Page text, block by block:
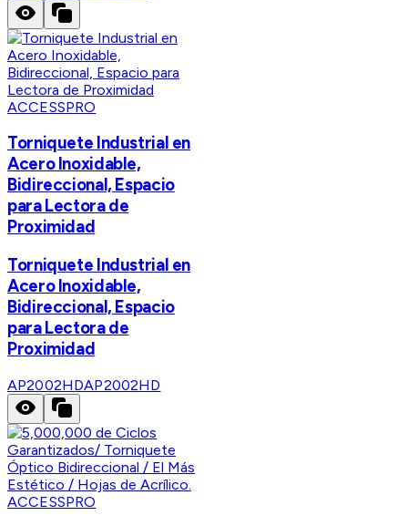
ACCESSPRO
Torniquete Industrial en
Acero Inoxidable,
Bidireccional, Espacio
para Lectora de
Proximidad
Torniquete Industrial en
Acero Inoxidable,
Bidireccional, Espacio
para Lectora de
Proximidad
AP2002HDAP2002HD
ACCESSPRO